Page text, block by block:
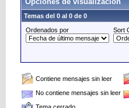
Temas del 0 al 0 de 0
Ordenados por
Sort
Contiene mensajes sin leer
No contiene mensajes sin leer